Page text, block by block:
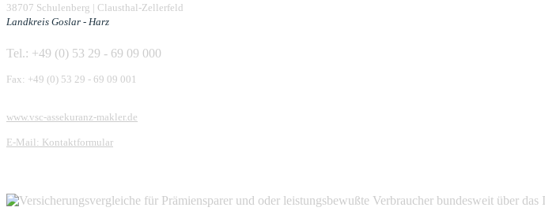
38707 Schulenberg | Clausthal-Zellerfeld
Landkreis Goslar - Harz
Tel.: +49 (0) 53 29 - 69 09 000
Fax: +49 (0) 53 29 - 69 09 001
www.vsc-assekuranz-makler.de
E-Mail: Kontaktformular